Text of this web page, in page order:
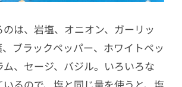
は、岩塩、オニオン、ガーリッ
ブラックペッパー、ホワイトペッ
、セージ、バジル。いろいろな